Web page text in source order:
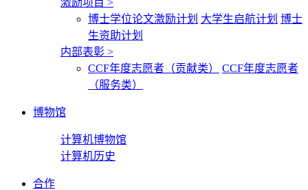
激励项目 >
博士学位论文激励计划 大学生启航计划 博士
生资助计划
内部表彰 >
CCF年度志愿者（贡献类）
CCF年度志愿者
（服务类）
博物馆
计算机博物馆
计算机历史
合作